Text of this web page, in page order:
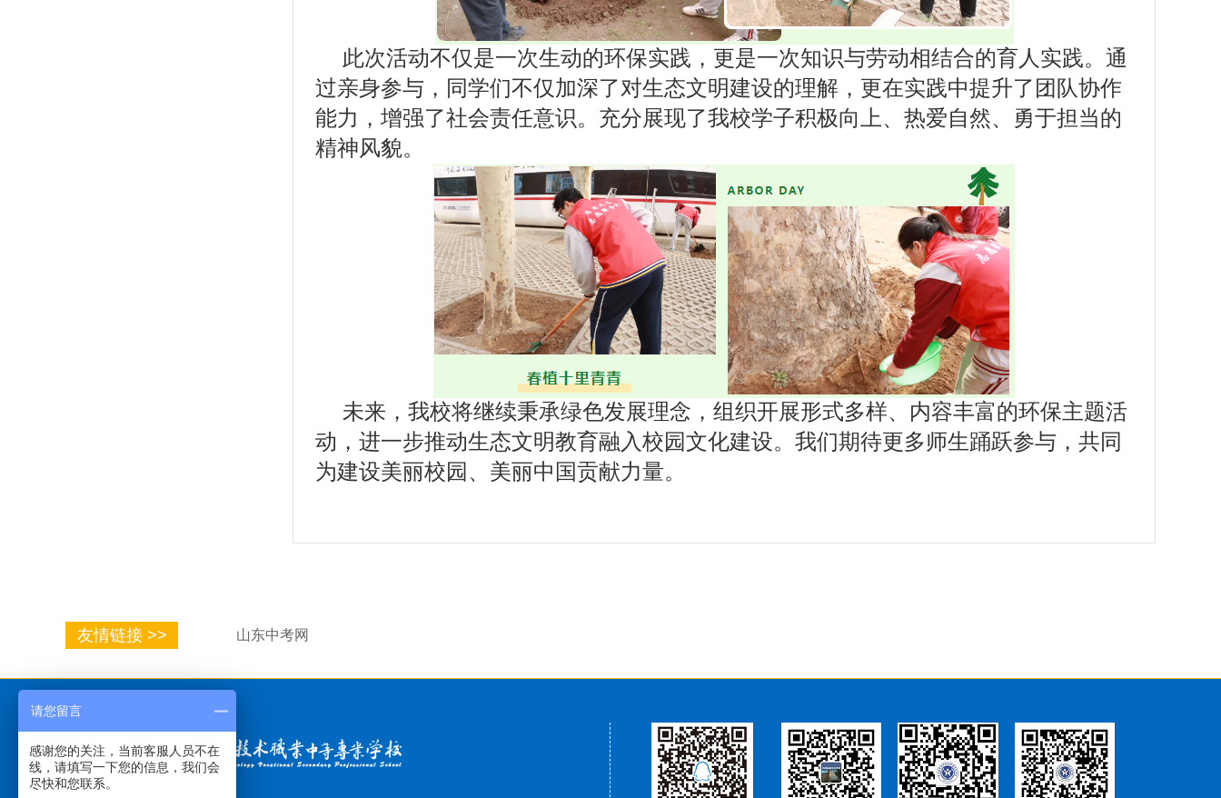
此次活动不仅是一次生动的环保实践，更是一次知识与劳动相结合的育人实践。通
过亲身参与，同学们不仅加深了对生态文明建设的理解，更在实践中提升了团队协作
能力，增强了社会责任意识。充分展现了我校学子积极向上、热爱自然、勇于担当的
精神风貌。
未来，我校将继续秉承绿色发展理念，组织开展形式多样、内容丰富的环保主题活
动，进一步推动生态文明教育融入校园文化建设。我们期待更多师生踊跃参与，共同
为建设美丽校园、美丽中国贡献力量。
友情链接 >> 山东中考网
请您留言
感谢您的关注，当前客服人员不在
线，请填写一下您的信息，我们会
尽快和您联系。